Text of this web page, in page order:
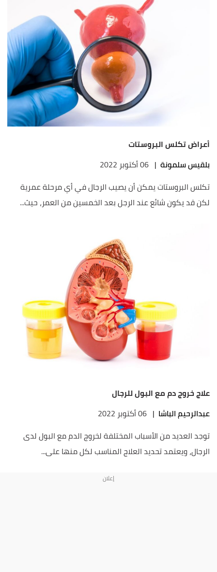
أعراض تكلس البروستات
بلقيس سلمونة | 06 أكتوبر 2022
تكلس البروستات يمكن أن يصيب الرجال في أي مرحلة عمرية
لكن قد يكون شائع عند الرجل بعد الخمسين من العمر، حيث...
علاج خروج دم مع البول للرجال
عبدالرحيم الباشا | 06 أكتوبر 2022
توجد العديد من الأسباب المختلفة لخروج الدم مع البول لدى
الرجال، ويعتمد تحديد العلاج المناسب لكل منها على...